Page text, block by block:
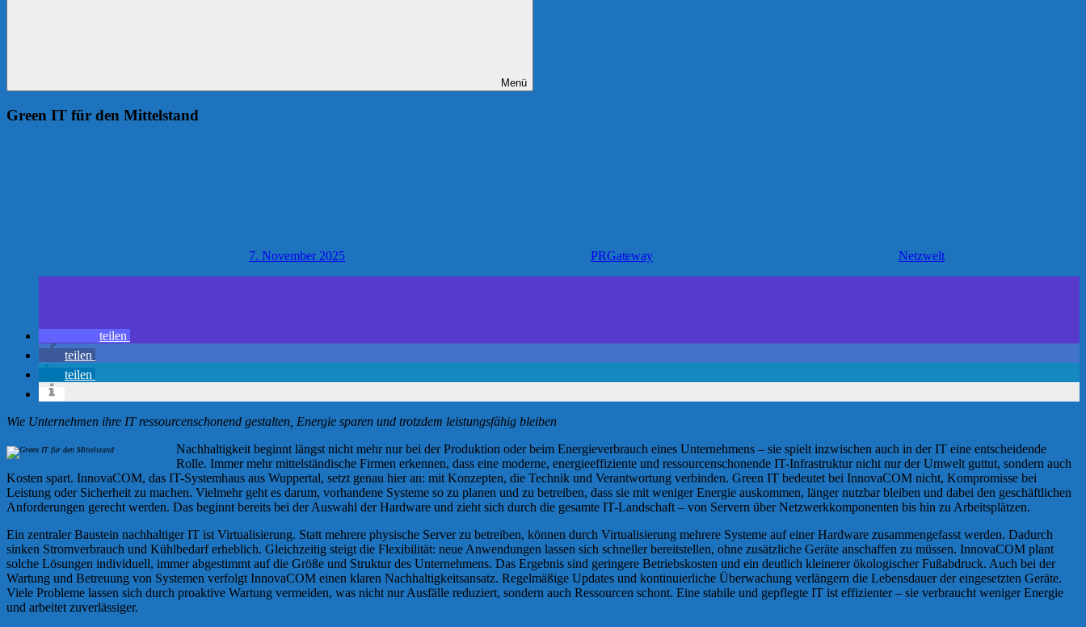
Menü
Green IT für den Mittelstand
7. November 2025 PRGateway Netzwelt
teilen
teilen
teilen
Wie Unternehmen ihre IT ressourcenschonend gestalten, Energie sparen und trotzdem leistungsfähig bleiben
Nachhaltigkeit beginnt längst nicht mehr nur bei der Produktion oder beim Energieverbrauch eines Unternehmens – sie spielt inzwischen auch in der IT eine entscheidende
Rolle. Immer mehr mittelständische Firmen erkennen, dass eine moderne, energieeffiziente und ressourcenschonende IT-Infrastruktur nicht nur der Umwelt guttut, sondern auch
Kosten spart. InnovaCOM, das IT-Systemhaus aus Wuppertal, setzt genau hier an: mit Konzepten, die Technik und Verantwortung verbinden. Green IT bedeutet bei InnovaCOM nicht, Kompromisse bei
Leistung oder Sicherheit zu machen. Vielmehr geht es darum, vorhandene Systeme so zu planen und zu betreiben, dass sie mit weniger Energie auskommen, länger nutzbar bleiben und dabei den geschäftlichen
Anforderungen gerecht werden. Das beginnt bereits bei der Auswahl der Hardware und zieht sich durch die gesamte IT-Landschaft – von Servern über Netzwerkkomponenten bis hin zu Arbeitsplätzen.
Ein zentraler Baustein nachhaltiger IT ist Virtualisierung. Statt mehrere physische Server zu betreiben, können durch Virtualisierung mehrere Systeme auf einer Hardware zusammengefasst werden. Dadurch
sinken Stromverbrauch und Kühlbedarf erheblich. Gleichzeitig steigt die Flexibilität: neue Anwendungen lassen sich schneller bereitstellen, ohne zusätzliche Geräte anschaffen zu müssen. InnovaCOM plant
solche Lösungen individuell, immer abgestimmt auf die Größe und Struktur des Unternehmens. Das Ergebnis sind geringere Betriebskosten und ein deutlich kleinerer ökologischer Fußabdruck. Auch bei der
Wartung und Betreuung von Systemen verfolgt InnovaCOM einen klaren Nachhaltigkeitsansatz. Regelmäßige Updates und kontinuierliche Überwachung verlängern die Lebensdauer der eingesetzten Geräte.
Viele Probleme lassen sich durch proaktive Wartung vermeiden, was nicht nur Ausfälle reduziert, sondern auch Ressourcen schont. Eine stabile und gepflegte IT ist effizienter – sie verbraucht weniger Energie
und arbeitet zuverlässiger.